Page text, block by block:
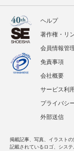
ヘルプ
著作権・リ
会員情報管
免責事項
会社概要
サービス利
プライバシ
外部送信
掲載記事、写真、イラストの
記載されているロゴ、シス